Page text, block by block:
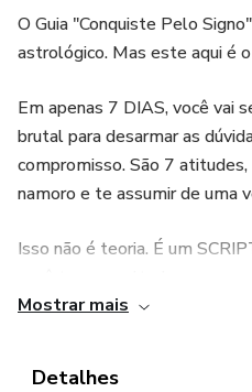
O Guia "Conquiste Pelo
astrológico. Mas este aqui é
Em apenas 7 DIAS, você vai
brutal para desarmar as
compromisso. São 7
namoro e te assumir de uma
Isso não é teoria. É um
mimimi. Apenas o que
Mostrar mais
Detalhes